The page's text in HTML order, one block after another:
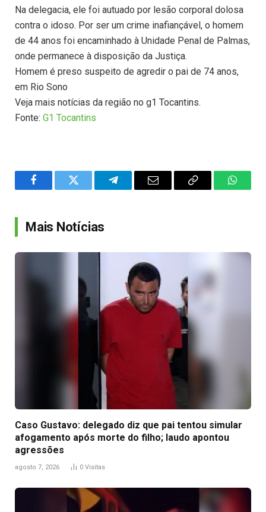
Na delegacia, ele foi autuado por lesão corporal dolosa
contra o idoso. Por ser um crime inafiançável, o homem
de 44 anos foi encaminhado à Unidade Penal de Palmas,
onde permanece à disposição da Justiça.
Homem é preso suspeito de agredir o pai de 74 anos,
em Rio Sono
Veja mais notícias da região no g1 Tocantins.
Fonte: G1 Tocantins
FacebookTwitter TelegramEmail
Copy
Mais Notícias
Caso Gustavo: delegado diz que pai tentou simular
afogamento após morte do filho; laudo apontou
agressões
agosto 7, 2026 0 Visitas